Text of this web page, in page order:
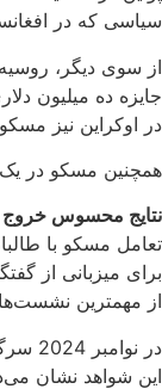
سیاسی که در
از سوی دیگر،
جایزه‌ ده میلیون
در اوکراین نیز
همچنین مسکو در یک
نتایج محسوس خروج
از مهمترین
در نوامبر 2024 سرگئی شویگو دبیر شورای امنیت ملی روسیه در رأس یک هیئت بلند پایه به کابل سفر کرد و متقابلا مسکو نیز چندین بار میزبان مقامات عالی حکومت طالبان بوده است.
این شواهد نشان